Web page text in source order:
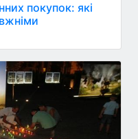
покупок: які